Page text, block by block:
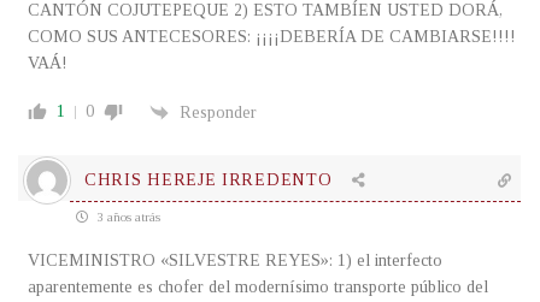
CANTÓN COJUTEPEQUE 2) ESTO TAMBÍEN USTED DORÁ,
COMO SUS ANTECESORES: ¡¡¡¡DEBERÍA DE CAMBIARSE!!!!
VAÁ!
1 0 Responder
CHRIS HEREJE IRREDENTO
3 años atrás
VICEMINISTRO «SILVESTRE REYES»: 1) el interfecto
aparentemente es chofer del modernísimo transporte público del